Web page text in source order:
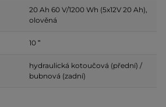
20 Ah 60 V/1200 Wh (5x12V 20 Ah),
olověná
10 ʺ
hydraulická kotoučová (přední) /
bubnová (zadní)